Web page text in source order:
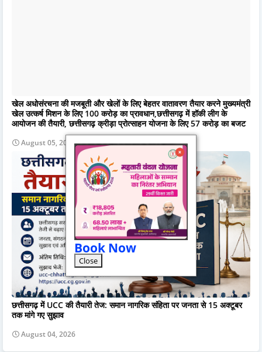
खेल अधोसंरचना की मजबूती और खेलों के लिए बेहतर वातावरण तैयार करने मुख्यमंत्री
खेल उत्कर्ष मिशन के लिए 100 करोड़ का प्रावधान,छत्तीसगढ़ में हॉकी लीग के
आयोजन की तैयारी, छत्तीसगढ़ क्रीड़ा प्रोत्साहन योजना के लिए 57 करोड़ का बजट
August 05, 2026
छत्तीसगढ़ में UCC की तैयारी तेज: समान नागरिक संहिता पर जनता से 15 अक्टूबर
तक मांगे गए सुझाव
August 04, 2026
Book Now
Close